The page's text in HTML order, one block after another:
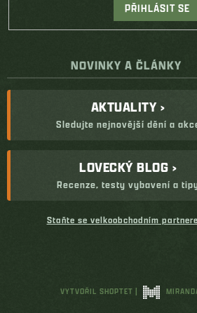
PŘIHLÁSIT SE
NOVINKY A ČLÁNKY
AKTUALITY ›
Sledujte nejnovější dění a
LOVECKÝ BLOG ›
Recenze, testy vybavení a
Staňte se velkoobchodním
VYTVOŘIL SHOPTET |